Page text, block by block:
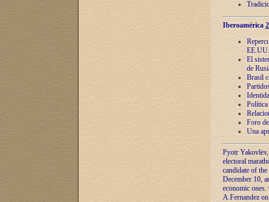
Iberoamérica
EE.UU.
El
de
Brasil
Política
Foro
Una
Pyotr
electoral
candidate of
December 10,
economic
A.Fernandez